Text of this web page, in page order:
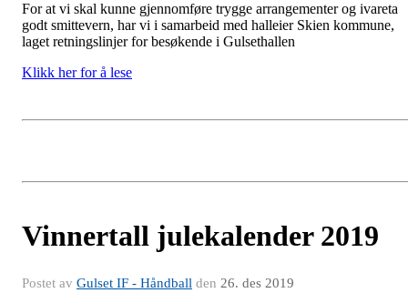
For at vi skal kunne gjennomføre trygge arrangementer og ivareta
godt smittevern, har vi i samarbeid med halleier Skien kommune,
laget retningslinjer for besøkende i Gulsethallen
Klikk her for å lese
Vinnertall julekalender 2019
Postet av Gulset IF - Håndball den 26. des 2019